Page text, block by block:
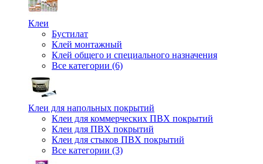
Клеи
Бустилат
Клей монтажный
Клей общего и специального назначения
Все категории (6)
Клеи для напольных покрытий
Клеи для коммерческих ПВХ покрытий
Клеи для ПВХ покрытий
Клеи для стыков ПВХ покрытий
Все категории (3)